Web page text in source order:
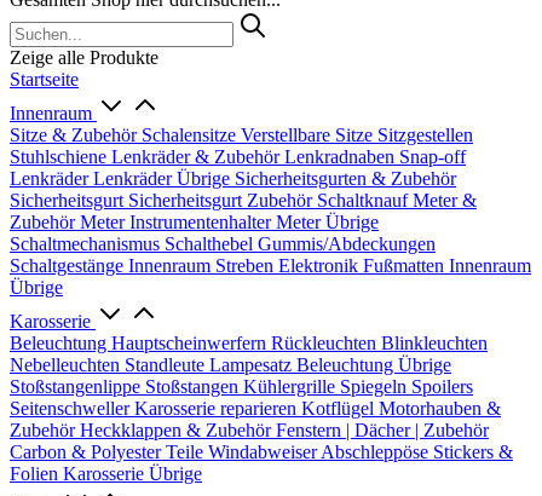
Zeige alle Produkte
Startseite
Innenraum
Sitze & Zubehör Schalensitze Verstellbare Sitze Sitzgestellen
Stuhlschiene Lenkräder & ZubehörLenkradnaben Snap-off
LenkräderLenkräder Übrige Sicherheitsgurten & Zubehör
Sicherheitsgurt Sicherheitsgurt Zubehör SchaltknaufMeter &
ZubehörMeterInstrumentenhalterMeter Übrige
Schaltmechanismus Schalthebel Gummis/Abdeckungen
Schaltgestänge Innenraum Streben Elektronik Fußmatten Innenraum
Übrige
Karosserie
Beleuchtung Hauptscheinwerfern Rückleuchten Blinkleuchten
Nebelleuchten Standleute Lampesatz Beleuchtung Übrige
Stoßstangenlippe Stoßstangen Kühlergrille Spiegeln Spoilers
SeitenschwellerKarosserie reparieren Kotflügel Motorhauben &
ZubehörHeckklappen & ZubehörFenstern | Dächer | Zubehör
Carbon & Polyester Teile WindabweiserAbschleppöse Stickers &
Folien Karosserie Übrige